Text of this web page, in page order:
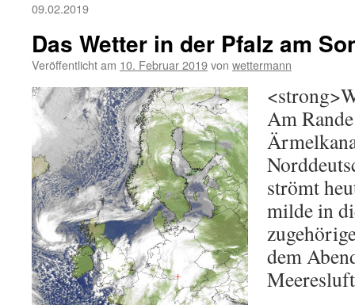
09.02.2019
Das Wetter in der Pfalz am
Veröffentlicht am 10. Februar 2019von wettermann
<
Am
strömt
milde in
dem